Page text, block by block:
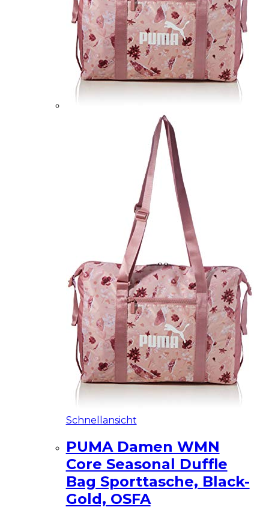
Schnellansicht
PUMA Damen WMN
Core Seasonal Duffle
Bag Sporttasche, Black-
Gold, OSFA